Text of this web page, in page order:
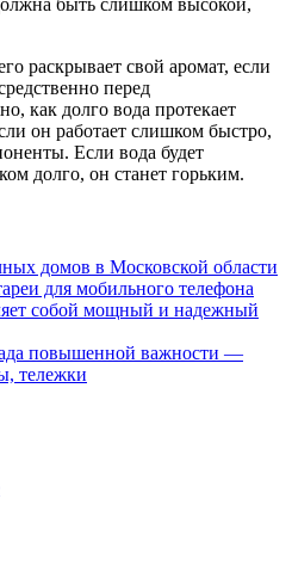
быть слишком высокой,
раскрывает свой аромат, если
перед
как долго вода протекает
он работает слишком быстро,
Если вода будет
долго, он станет горьким.
домов в Московской области
для мобильного телефона
собой мощный и надежный
повышенной важности —
тележки